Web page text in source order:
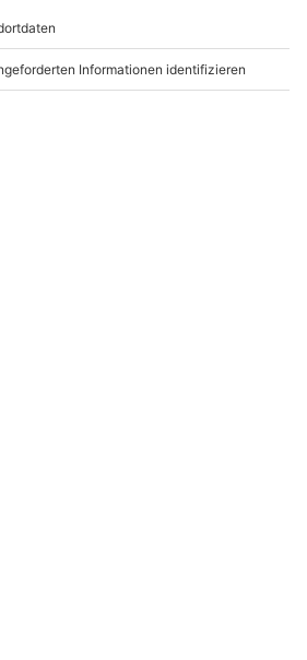
machen Düsseldorf